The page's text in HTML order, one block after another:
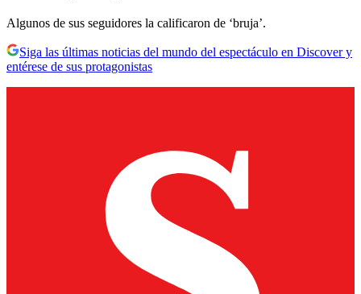
Algunos de sus seguidores la calificaron de ‘bruja’.
Siga las últimas noticias del mundo del espectáculo en Discover y
entérese de sus protagonistas